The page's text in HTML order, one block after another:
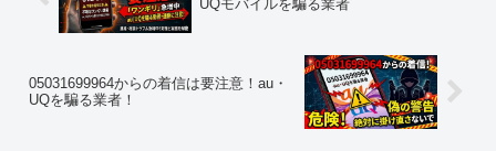
UQモバイルを騙る業者
05031699964からの着信は要注意！au・
UQを騙る業者！